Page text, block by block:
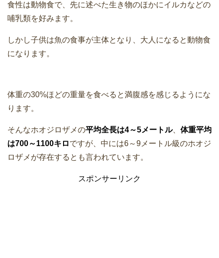
食性は動物食で、先に述べた生き物のほかにイルカなどの
哺乳類を好みます。
しかし子供は魚の食事が主体となり、大人になると動物食
になります。
体重の30%ほどの重量を食べると満腹感を感じるようにな
ります。
そんなホオジロザメの平均全長は4～5メートル、 体重平均
は700～1100キロですが、中には6～9メートル級のホオジ
ロザメが存在するとも言われています。
スポンサーリンク